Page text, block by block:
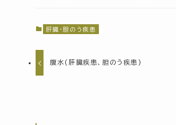
肝臓・胆のう疾患
腹水(肝臓疾患、胆のう疾患)